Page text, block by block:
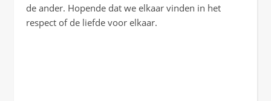
de ander. Hopende dat we elkaar vinden in het
respect of de liefde voor elkaar.